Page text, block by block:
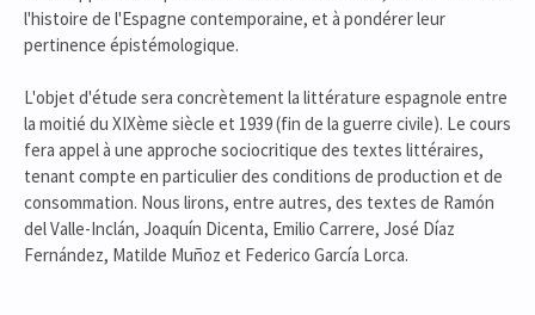
l'histoire de l'Espagne contemporaine, et à pondérer leur
pertinence épistémologique.
L'objet d'étude sera concrètement la littérature espagnole entre
la moitié du XIXème siècle et 1939 (fin de la guerre civile). Le cours
fera appel à une approche sociocritique des textes littéraires,
tenant compte en particulier des conditions de production et de
consommation. Nous lirons, entre autres, des textes de Ramón
del Valle-Inclán, Joaquín Dicenta, Emilio Carrere, José Díaz
Fernández, Matilde Muñoz et Federico García Lorca.